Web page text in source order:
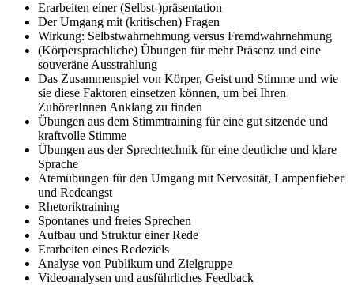
Erarbeiten einer (Selbst-)präsentation
Der Umgang mit (kritischen) Fragen
Wirkung: Selbstwahrnehmung versus Fremdwahrnehmung
(Körpersprachliche) Übungen für mehr Präsenz und eine
souveräne Ausstrahlung
Das Zusammenspiel von Körper, Geist und Stimme und wie
sie diese Faktoren einsetzen können, um bei Ihren
ZuhörerInnen Anklang zu finden
Übungen aus dem Stimmtraining für eine gut sitzende und
kraftvolle Stimme
Übungen aus der Sprechtechnik für eine deutliche und klare
Sprache
Atemübungen für den Umgang mit Nervosität, Lampenfieber
und Redeangst
Rhetoriktraining
Spontanes und freies Sprechen
Aufbau und Struktur einer Rede
Erarbeiten eines Redeziels
Analyse von Publikum und Zielgruppe
Videoanalysen und ausführliches Feedback